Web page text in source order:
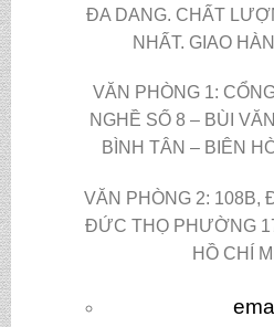
ĐA DANG. CHẤT
NHẤT. GIAO
VĂN PHÒNG 1:
NGHỀ SỐ 8 – BÙI
BÌNH TÂN – BIÊN
VĂN PHÒNG 2: 108B,
ĐỨC THỌ PHƯỜNG
HỒ CHÍ